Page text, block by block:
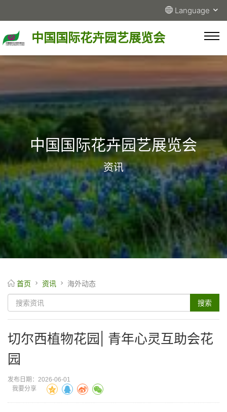
Language
中国国际花卉园艺展览会
中国国际花卉园艺展览会
资讯
首页 资讯 海外动态
切尔西植物花园| 青年心灵互助会花
园
发布日期：2026-06-01
我要分享